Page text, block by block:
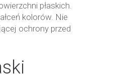
płaskich.
kolorów. Nie
ochrony przed